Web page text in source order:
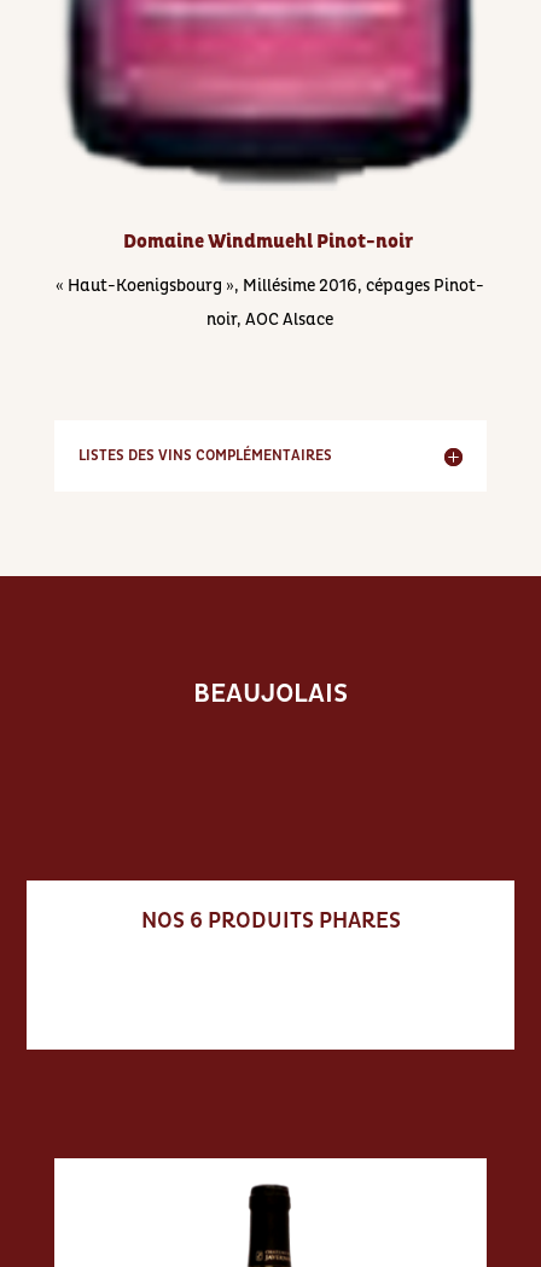
Domaine Windmuehl Pinot-noir
« Haut-Koenigsbourg », Millésime 2016, cépages ​Pinot-
noir, AOC Alsace
LISTES DES VINS COMPLÉMENTAIRES
BEAUJOLAIS
NOS 6 PRODUITS PHARES